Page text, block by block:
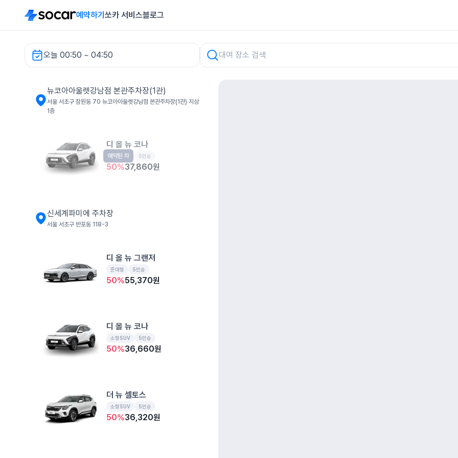
예약하기 쏘카 서비스블로그
오늘 00:50 ~ 04:50
뉴코아아울렛강남점 본관주차장(1관) 렌터카
뉴코아아울렛강남점 본관주차장(1관)
서울 서초구 잠원동 70 뉴코아아울렛강남점 본관주차장(1관) 지상
1층
디 올 뉴 코나
소형SUV 5인승
50%37,860원
예약된 차
신세계파미에 주차장
서울 서초구 반포동 118-3
디 올 뉴 그랜저
준대형 5인승
50%55,370원
디 올 뉴 코나
소형SUV 5인승
50%36,660원
더 뉴 셀토스
소형SUV 5인승
50%36,320원